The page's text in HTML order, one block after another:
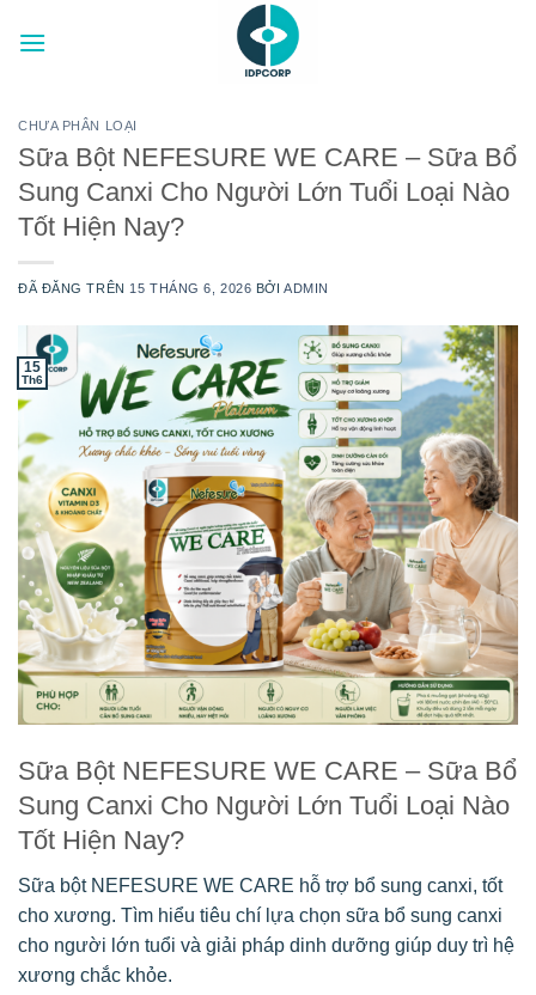
đến
CHƯA PHÂN LOẠI
Sữa Bột NEFESURE WE CARE – Sữa Bổ
Sung Canxi Cho Người Lớn Tuổi Loại Nào
Tốt Hiện Nay?
ĐÃ ĐĂNG TRÊN 15 THÁNG 6, 2026 BỞIADMIN
15
Th6
Sữa Bột NEFESURE WE CARE – Sữa Bổ
Sung Canxi Cho Người Lớn Tuổi Loại Nào
Tốt Hiện Nay?
Sữa bột NEFESURE WE CARE hỗ trợ bổ sung canxi, tốt
cho xương. Tìm hiểu tiêu chí lựa chọn sữa bổ sung canxi
cho người lớn tuổi và giải pháp dinh dưỡng giúp duy trì hệ
xương chắc khỏe.